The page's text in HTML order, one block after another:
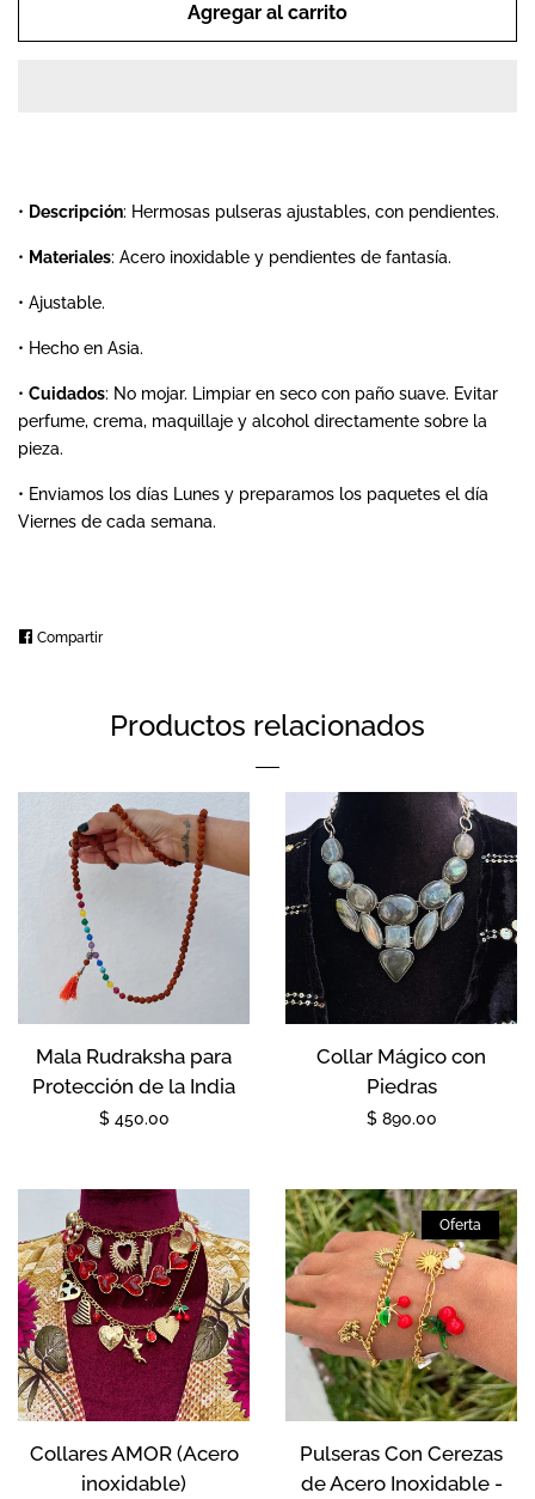
Agregar al carrito
• Descripción: Hermosas pulseras ajustables, con pendientes.
• Materiales: Acero inoxidable y pendientes de fantasía.
• Ajustable.
• Hecho en Asia.
• Cuidados: No mojar. Limpiar en seco con paño suave. Evitar
perfume, crema, maquillaje y alcohol directamente sobre la
pieza.
• Enviamos los días Lunes y preparamos los paquetes el día
Viernes de cada semana.
CompartirCompartir
Productos relacionados
Mala Rudraksha para
Protección de la India
Precio
$ 450.00
Collar Mágico con
Piedras
Precio
$ 890.00
Collares AMOR (Acero
inoxidable)
Pulseras Con Cerezas
de Acero Inoxidable -
Oferta